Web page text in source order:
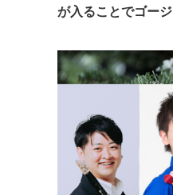
が入ることでゴー